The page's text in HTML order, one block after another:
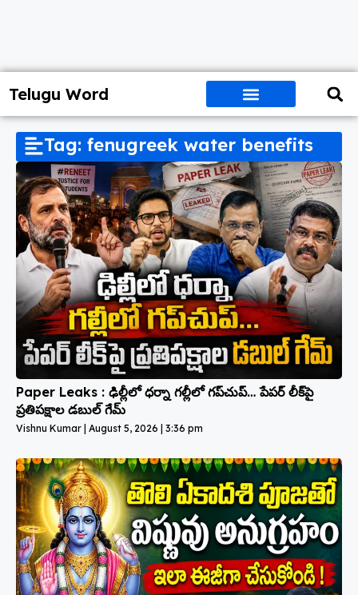
Telugu Word
Tag: fenugreek water benefits
Paper Leaks : ఢిల్లీలో ధర్నా గల్లీలో గప్‌చుప్… పేపర్ లీక్‌పై
ప్రతిపక్షాల డబుల్ గేమ్
Vishnu Kumar August 5, 2026 3:36 pm